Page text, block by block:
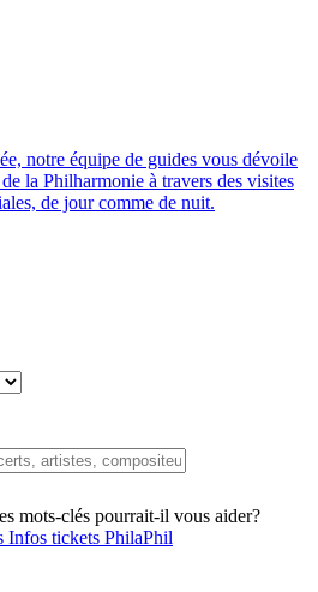
notre équipe de guides vous dévoile
la Philharmonie à travers des visites
de jour comme de nuit.
mots-clés pourrait-il vous aider?
Infos tickets PhilaPhil